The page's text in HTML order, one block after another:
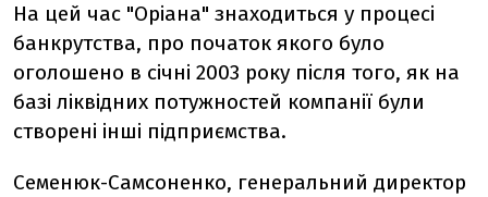
На цей час "Оріана" знаходиться у процесі
банкрутства, про початок якого було
оголошено в січні 2003 року після того, як на
базі ліквідних потужностей компанії були
створені інші підприємства.
Семенюк-Самсоненко, генеральний директор